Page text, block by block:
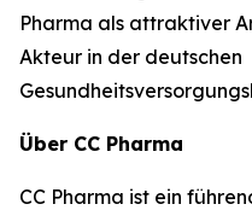
Pharma als attraktiver
Akteur in der deutschen
Über CC Pharma
CC Pharma ist ein